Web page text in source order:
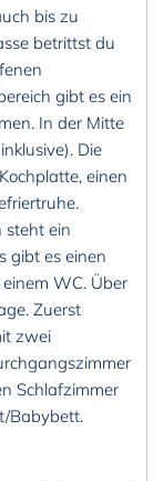
bis zu
betrittst du
gibt es ein
In der Mitte
Die
einen
steht ein
gibt es einen
WC. Über
Zuerst
zwei
Schlafzimmer
Babybett.